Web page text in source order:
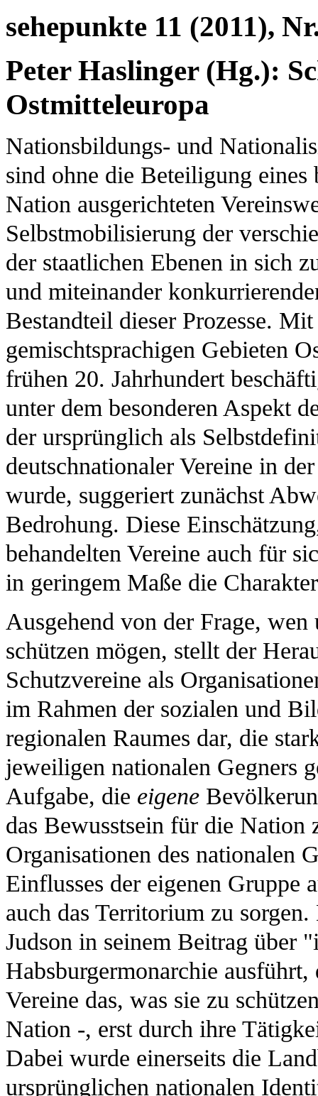
sehepunkte 11 (2011),
Peter Haslinger (Hg.):
Ostmitteleuropa
Nationsbildungs- und
sind ohne die Beteiligung
Nation ausgerichteten
Selbstmobilisierung der
der staatlichen Ebenen in sich
und miteinander
Bestandteil dieser Prozesse.
gemischtsprachigen Gebieten
frühen 20. Jahrhundert
unter dem besonderen Aspekt
der ursprünglich als
deutschnationaler Vereine in
wurde, suggeriert zunächst
Bedrohung. Diese
behandelten Vereine auch für
in geringem Maße die
Ausgehend von der Frage,
schützen mögen, stellt der
Schutzvereine als
im Rahmen der sozialen und
regionalen Raumes dar, die
jeweiligen nationalen Gegners
Aufgabe, die eigene
das Bewusstsein für die
Organisationen des nationalen
Einflusses der eigenen Gruppe
auch das Territorium zu
Judson in seinem Beitrag über
Habsburgermonarchie
Vereine das, was sie zu
Nation -, erst durch ihre
Dabei wurde einerseits die
ursprünglichen nationalen